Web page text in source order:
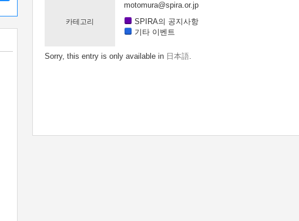
motomura@spira.or.jp
카테고리
SPIRA의 공지사항
기타 이벤트
Sorry, this entry is only available in 日本語